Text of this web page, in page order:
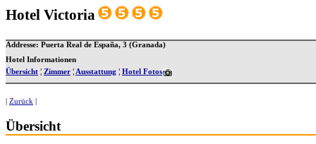
Hotel Victoria
Addresse: Puerta Real de España, 3 (Granada)
Hotel Informationen
Übersicht ¦ Zimmer ¦ Ausstattung ¦ Hotel Fotos
Zurück
Übersicht